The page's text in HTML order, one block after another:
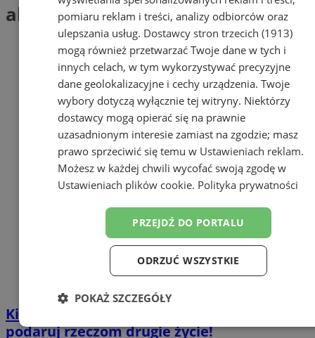
akcesoria (1)
Kiermasz ubranek dziecięcych w Orzeszu –
podaruj rzeczom drugie życie!
pomiaru reklam i treści, analizy odbiorców oraz
ulepszania usług. Dostawcy stron trzecich (1913)
mogą również przetwarzać Twoje dane w tych i
innych celach, w tym wykorzystywać precyzyjne
dane geolokalizacyjne i cechy urządzenia. Twoje
wybory dotyczą wyłącznie tej witryny. Niektórzy
dostawcy mogą opierać się na prawnie
uzasadnionym interesie zamiast na zgodzie; masz
prawo sprzeciwić się temu w Ustawieniach reklam.
Możesz w każdej chwili wycofać swoją zgodę w
Ustawieniach plików cookie. Polityka prywatności
PRZEJDŹ DO PORTALU
ODRZUĆ WSZYSTKIE
POKAŻ SZCZEGÓŁY
Niezbędne Wydajność Targetowanie